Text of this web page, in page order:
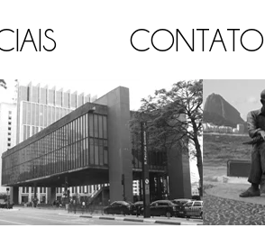
CONTATO